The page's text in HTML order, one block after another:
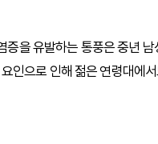
을 유발하는 통풍은 중년
인으로 인해 젊은 연령대에